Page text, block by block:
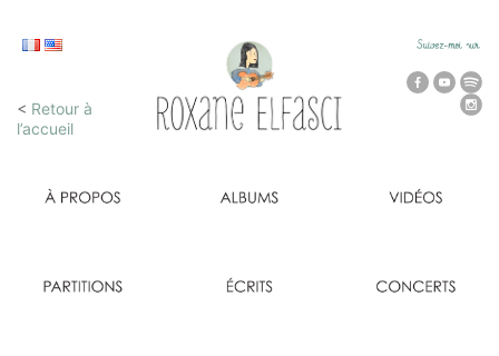
< Retour à
l’accueil